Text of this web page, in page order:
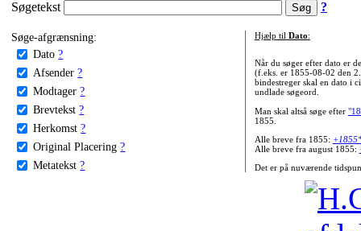
Søgetekst ?
Søge-afgrænsning:
Dato ?
Afsender ?
Modtager ?
Brevtekst ?
Herkomst ?
Original Placering ?
Metatekst ?
Hjælp til Dato:
Når du søger efter dato er
(f.eks. er 1855-08-02 den
bindestreger skal en dato i
undlade søgeord.
Man skal altså søge efter
1855.
Alle breve fra 1855:
Alle breve fra august 1855:
Det er på nuværende